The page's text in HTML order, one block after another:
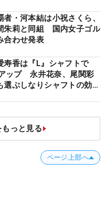
の“飛ばしギア”】
者・河本結は小祝さくら、
朱莉と同組 国内女子ゴル
合わせ発表
寿香は『L』シャフトで
ップ 永井花奈、尾関彩
選ぶしなりシャフトの効果
っと見る
ページ上部へ